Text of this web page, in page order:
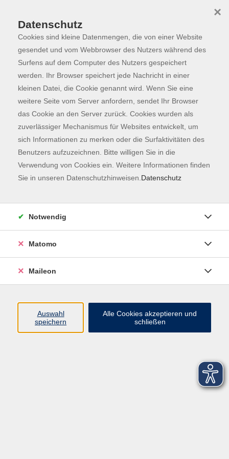
Skip to main content
Programm
Der Kurs konnte nicht gefunden werden.
Kontaktformular
Impressum
AGB
Datenschutzerklärung
Datenschutz
Cookies sind kleine Datenmengen, die von einer Website
gesendet und vom Webbrowser des Nutzers während des
Surfens auf dem Computer des Nutzers gespeichert
werden. Ihr Browser speichert jede Nachricht in einer
kleinen Datei, die Cookie genannt wird. Wenn Sie eine
weitere Seite vom Server anfordern, sendet Ihr Browser
das Cookie an den Server zurück. Cookies wurden als
zuverlässiger Mechanismus für Websites entwickelt, um
sich Informationen zu merken oder die Surfaktivitäten des
Benutzers aufzuzeichnen. Bitte willigen Sie in die
Verwendung von Cookies ein. Weitere Informationen finden
Sie in unseren Datenschutzhinweisen. Datenschutz
×
Notwendig
Matomo
Maileon
Auswahl
speichern
Alle Cookies akzeptieren und
schließen